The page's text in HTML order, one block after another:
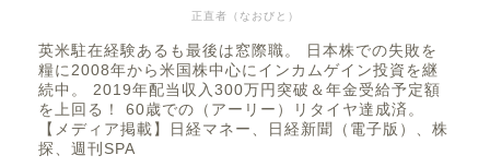
正直者（なおびと）
英米駐在経験あるも最後は窓際職。 日本株での失敗を
糧に2008年から米国株中心にインカムゲイン投資を継
続中。 2019年配当収入300万円突破＆年金受給予定額
を上回る！ 60歳での（アーリー）リタイヤ達成済。
【メディア掲載】日経マネー、日経新聞（電子版）、株
探、週刊SPA